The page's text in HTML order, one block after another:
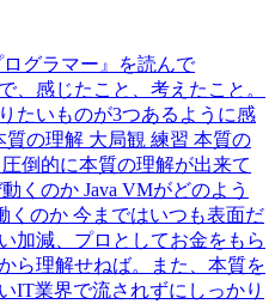
グラマー』を読んで
、感じたこと、考えたこと。
たいものが3つあるように感
の理解 大局観 練習 本質の
倒的に本質の理解が出来て
くのか Java VMがどのよう
くのか 今まではいつも表面だ
加減、プロとしてお金をもら
ら理解せねば。また、本質を
IT業界で流されずにしっかり